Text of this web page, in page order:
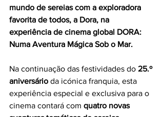
mundo de sereias com a exploradora
favorita de todos, a Dora, na
experiência de cinema global DORA:
Numa Aventura Mágica Sob o Mar.
Na continuação das festividades do 25.º
aniversário da icónica franquia, esta
experiência especial e exclusiva para o
cinema contará com quatro novas